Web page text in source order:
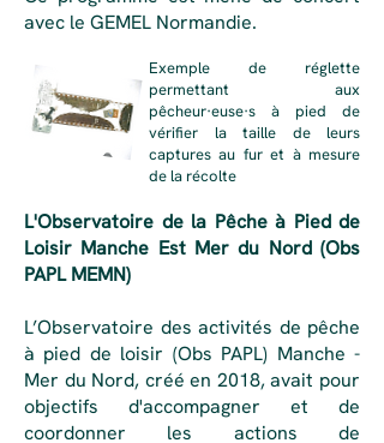
avec le GEMEL Normandie.
Exemple de réglette
permettant aux
pêcheur·euse·s à pied de
vérifier la taille de leurs
captures au fur et à mesure
de la récolte
L'Observatoire de la Pêche à Pied de
Loisir Manche Est Mer du Nord (Obs
PAPL MEMN)
L’Observatoire des activités de pêche
à pied de loisir (Obs PAPL) Manche -
Mer du Nord, créé en 2018, avait pour
objectifs d'accompagner et de
coordonner les actions de